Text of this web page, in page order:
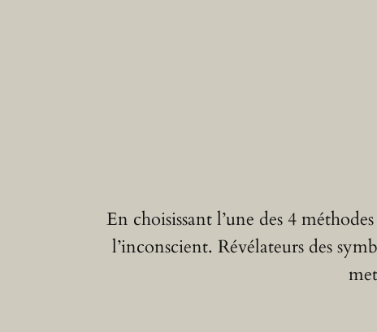
En choisissant l’une des 4
l’inconscient. Révélateurs des